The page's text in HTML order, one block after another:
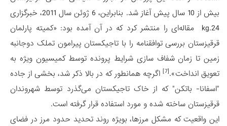
بیش از 10 سال پیش آغاز شد. بنابراین، 6 ژوئن سال 2011، خبرگزاری
24.kg مقاله‌ای را منتشر کرد که در آن آمده بود: «کمیته پارلمان
قرقیزستان بررسی توافقنامه را با تاجیکستان پیرامون تملک دوجانبه
زمین تا زمان شفاف سازی شرایط پرونده توسط کمیسیون ویژه به
تعویق انداخت».[7]
اگرچه همانطور که در بالا ذکر شد، بخشی از جاده
"اسفانا- باتکن" که از خاک تاجیکستان می‌گذرد توسط شهروندان
قرقیزستان ساخته شده و مورد استفاده قرار گرفته است.
این واقعیت که مشکل مرزها، بویژه روند تحدید حدود مرز در فضای